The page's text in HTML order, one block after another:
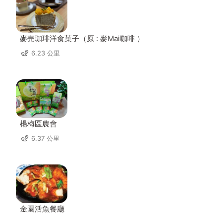
麥売珈琲洋食菓子（原 : 麥Mai咖啡 ）
6.23 公里
楊梅區農會
6.37 公里
金園活魚餐廳